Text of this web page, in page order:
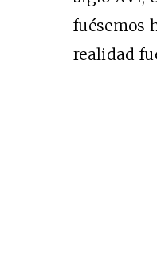
fuésemos
realidad